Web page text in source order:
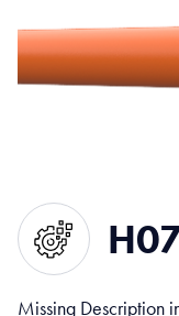
Missing Description